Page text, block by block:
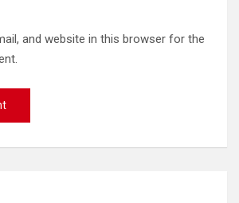
and website in this browser for the